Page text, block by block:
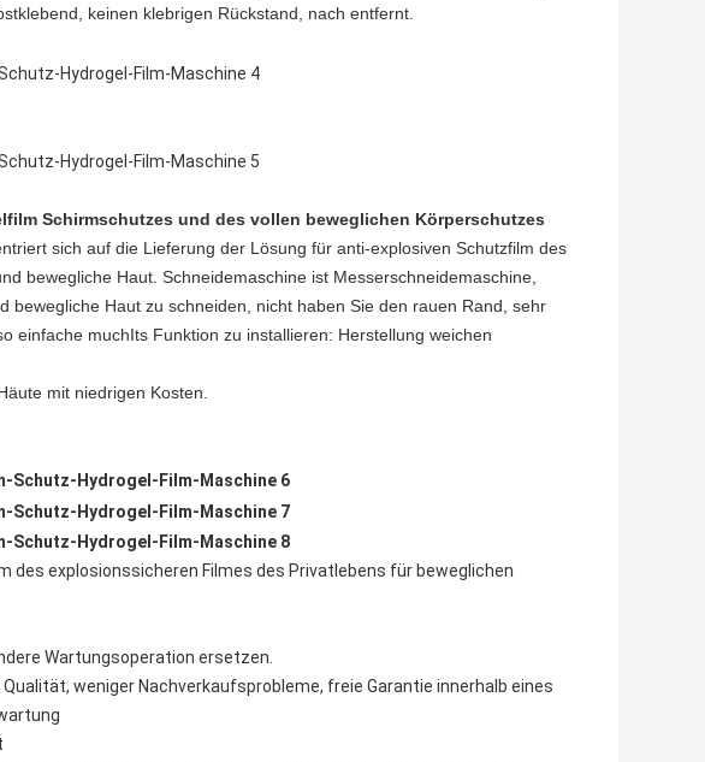
keinen klebrigen Rückstand, nach entfernt.
Schirmschutzes und des vollen beweglichen Körperschutzes
sich auf die Lieferung der Lösung für anti-explosiven Schutzfilm des
bewegliche Haut. Schneidemaschine ist Messerschneidemaschine,
bewegliche Haut zu schneiden, nicht haben Sie den rauen Rand, sehr
einfache muchIts Funktion zu installieren: Herstellung weichen
mit niedrigen Kosten.
explosionssicheren Filmes des Privatlebens für beweglichen
Wartungsoperation ersetzen.
weniger Nachverkaufsprobleme, freie Garantie innerhalb eines